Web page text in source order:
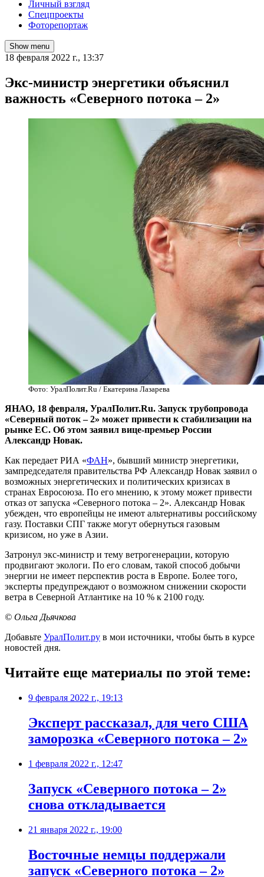
Личный взгляд
Спецпроекты
Фоторепортаж
Show menu
18 февраля 2022 г., 13:37
Экс-министр энергетики объяснил
важность «Северного потока – 2»
Фото: УралПолит.Ru / Екатерина Лазарева
​ЯНАО, 18 февраля, УралПолит.Ru. Запуск трубопровода
«Северный поток – 2» может привести к стабилизации на
рынке ЕС. Об этом заявил вице-премьер России
Александр Новак.
Как передает РИА «ФАН», бывший министр энергетики,
зампредседателя правительства РФ Александр Новак заявил о
возможных энергетических и политических кризисах в
странах Евросоюза. По его мнению, к этому может привести
отказ от запуска «Северного потока – 2». Александр Новак
убежден, что европейцы не имеют альтернативы российскому
газу. Поставки СПГ также могут обернуться газовым
кризисом, но уже в Азии.
Затронул экс-министр и тему ветрогенерации, которую
продвигают экологи. По его словам, такой способ добычи
энергии не имеет перспектив роста в Европе. Более того,
эксперты предупреждают о возможном снижении скорости
ветра в Северной Атлантике на 10 % к 2100 году.
© Ольга Дьячкова
Добавьте УралПолит.ру в мои источники, чтобы быть в курсе
новостей дня.
Читайте еще материалы по этой теме:
9 февраля 2022 г., 19:13
Эксперт рассказал, для чего США
заморозка «Северного потока – 2»
1 февраля 2022 г., 12:47
​Запуск «Северного потока – 2»
снова откладывается
21 января 2022 г., 19:00
Восточные немцы поддержали
запуск «Северного потока – 2»